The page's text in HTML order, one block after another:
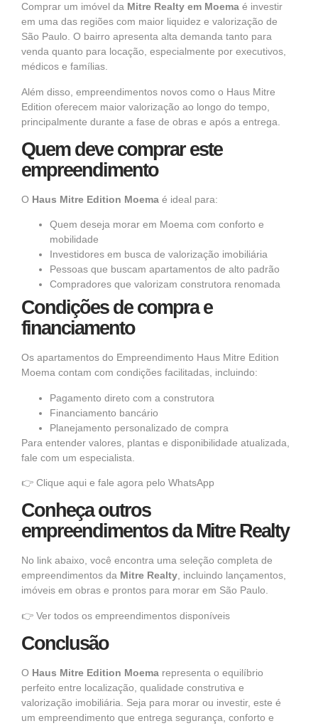
Comprar um imóvel da Mitre Realty em Moema é investir
em uma das regiões com maior liquidez e valorização de
São Paulo . O bairro apresenta alta demanda tanto para
venda quanto para locação, especialmente por executivos,
médicos e famílias.
Além disso, empreendimentos novos como o Haus Mitre
Edition oferecem maior valorização ao longo do tempo,
principalmente durante a fase de obras e após a entrega.
Quem deve comprar este
empreendimento
O Haus Mitre Edition Moema é ideal para:
Quem deseja morar em Moema com conforto e
mobilidade
Investidores em busca de valorização imobiliária
Pessoas que buscam apartamentos de alto padrão
Compradores que valorizam construtora renomada
Condições de compra e
financiamento
Os apartamentos do Empreendimento Haus Mitre Edition
Moema contam com condições facilitadas, incluindo:
Pagamento direto com a construtora
Financiamento bancário
Planejamento personalizado de compra
Para entender valores, plantas e disponibilidade atualizada,
fale com um especialista.
👉 Clique aqui e fale agora pelo WhatsApp
Conheça outros
empreendimentos da Mitre Realty
No link abaixo, você encontra uma seleção completa de
empreendimentos da Mitre Realty, incluindo lançamentos,
imóveis em obras e prontos para morar em São Paulo.
👉 Ver todos os empreendimentos disponíveis
Conclusão
O Haus Mitre Edition Moema representa o equilíbrio
perfeito entre localização, qualidade construtiva e
valorização imobiliária. Seja para morar ou investir, este é
um empreendimento que entrega segurança, conforto e